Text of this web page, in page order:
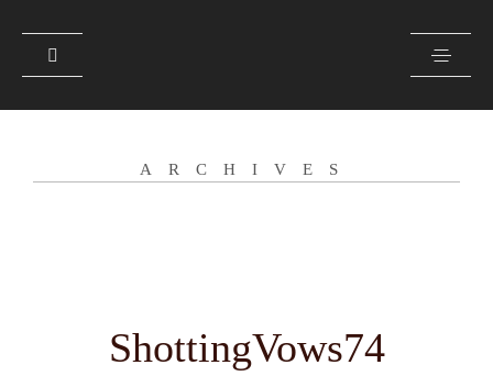
SOBRE MI
ARCHIVES
ShottingVows74